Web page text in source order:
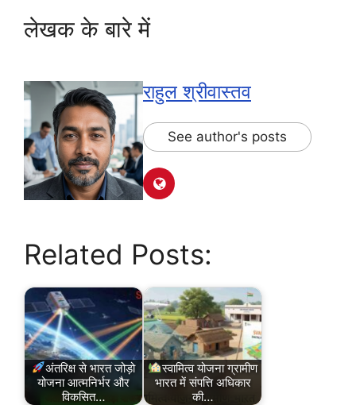
लेखक के बारे में
राहुल श्रीवास्तव
See author's posts
Related Posts:
अंतरिक्ष से भारत जोड़ो
योजना आत्मनिर्भर और
विकसित…
स्वामित्व योजना ग्रामीण
भारत में संपत्ति अधिकार
की…